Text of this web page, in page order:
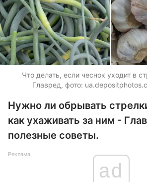
Что делать, если чеснок уходит в
Главред, фото:
Нужно ли обрывать
как ухаживать за ним -
полезные советы.
Реклама
ad